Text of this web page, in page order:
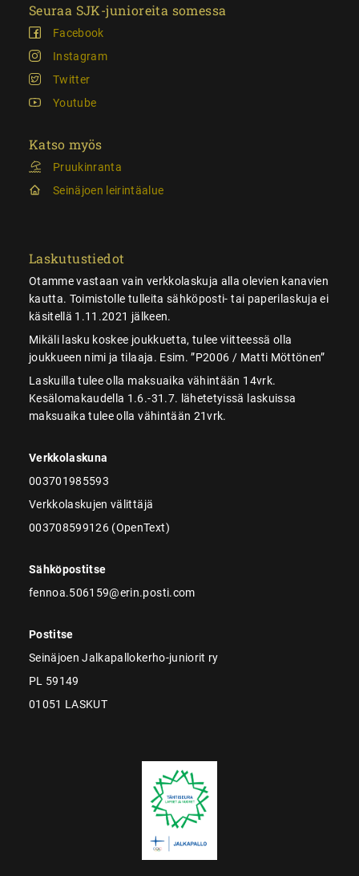
Seuraa SJK-junioreita somessa
Facebook
Instagram
Twitter
Youtube
Katso myös
Pruukinranta
Seinäjoen leirintäalue
Laskutustiedot
Otamme vastaan vain verkkolaskuja alla olevien kanavien
kautta. Toimistolle tulleita sähköposti- tai paperilaskuja ei
käsitellä 1.11.2021 jälkeen.
Mikäli lasku koskee joukkuetta, tulee viitteessä olla
joukkueen nimi ja tilaaja. Esim. ”P2006 / Matti Möttönen”
Laskuilla tulee olla maksuaika vähintään 14vrk.
Kesälomakaudella 1.6.-31.7. lähetetyissä laskuissa
maksuaika tulee olla vähintään 21vrk.
Verkkolaskuna
003701985593
Verkkolaskujen välittäjä
003708599126 (OpenText)
Sähköpostitse
fennoa.506159@erin.posti.com
Postitse
Seinäjoen Jalkapallokerho-juniorit ry
PL 59149
01051 LASKUT